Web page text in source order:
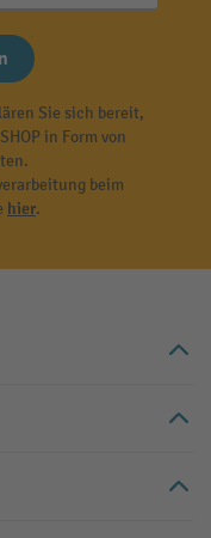
Sie sich bereit,
in Form von
beim
hier.